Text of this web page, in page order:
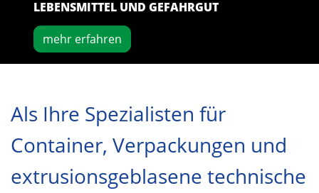
LEBENSMITTEL UND GEFAHRGUT
mehr erfahren
Als Ihre Spezialisten für
Container, Verpackungen und
extrusionsgeblasene technische